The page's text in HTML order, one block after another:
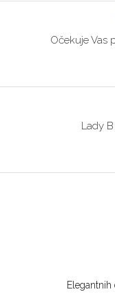
Očekuje Vas
Lady
Elegantnih